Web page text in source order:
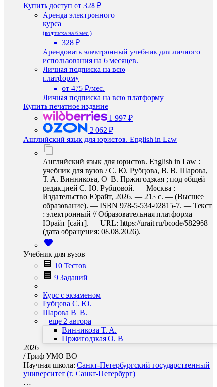
Купить доступ от 328 ₽
Аренда электронного
курса
(подписка на 6 мес.)
328 ₽
Арендовать электронный учебник для личного
использования на 6 месяцев.
Личная подписка на всю
платформу
от 475 ₽/мес.
Личная подписка на всю платформу
Купить печатное издание
1 997 ₽
2 062 ₽
Английский язык для юристов. English in Law
Английский язык для юристов. English in Law :
учебник для вузов / С. Ю. Рубцова, В. В. Шарова,
Т. А. Винникова, О. В. Пржигодзкая ; под общей
редакцией С. Ю. Рубцовой. — Москва :
Издательство Юрайт, 2026. — 213 с. — (Высшее
образование). — ISBN 978-5-534-02815-7. — Текст
: электронный // Образовательная платформа
Юрайт [сайт]. — URL: https://urait.ru/bcode/582968
(дата обращения: 08.08.2026).
Учебник для вузов
10 Тестов
9 Заданий
Курс с экзаменом
Рубцова С. Ю.
Шарова В. В.
+ еще 2 автора
Винникова Т. А.
Пржигодзкая О. В.
2026
/Гриф УМО ВО
Научная школа: Санкт-Петербургский государственный
университет (г. Санкт-Петербург)
…